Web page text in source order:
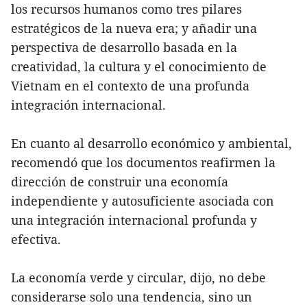
los recursos humanos como tres pilares
estratégicos de la nueva era; y añadir una
perspectiva de desarrollo basada en la
creatividad, la cultura y el conocimiento de
Vietnam en el contexto de una profunda
integración internacional.
En cuanto al desarrollo económico y ambiental,
recomendó que los documentos reafirmen la
dirección de construir una economía
independiente y autosuficiente asociada con
una integración internacional profunda y
efectiva.
La economía verde y circular, dijo, no debe
considerarse solo una tendencia, sino un